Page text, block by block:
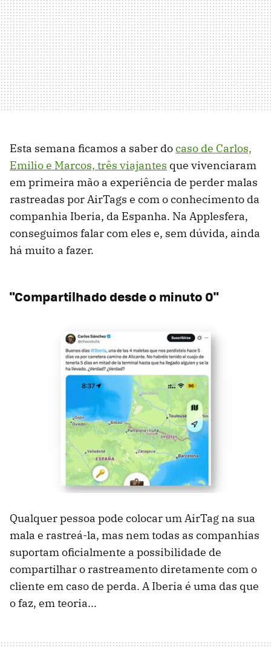
Esta semana ficamos a saber docaso de Carlos,
Emilio e Marcos, três viajantes que vivenciaram
em primeira mão a experiência de perder malas
rastreadas por AirTags e com o conhecimento da
companhia Iberia, da Espanha. Na Applesfera,
conseguimos falar com eles e, sem dúvida, ainda
há muito a fazer.
"Compartilhado desde o minuto 0"
Qualquer pessoa pode colocar um AirTag na sua
mala e rastreá-la, mas nem todas as companhias
suportam oficialmente a possibilidade de
compartilhar o rastreamento diretamente com o
cliente em caso de perda. A Iberia é uma das que
o faz, em teoria...